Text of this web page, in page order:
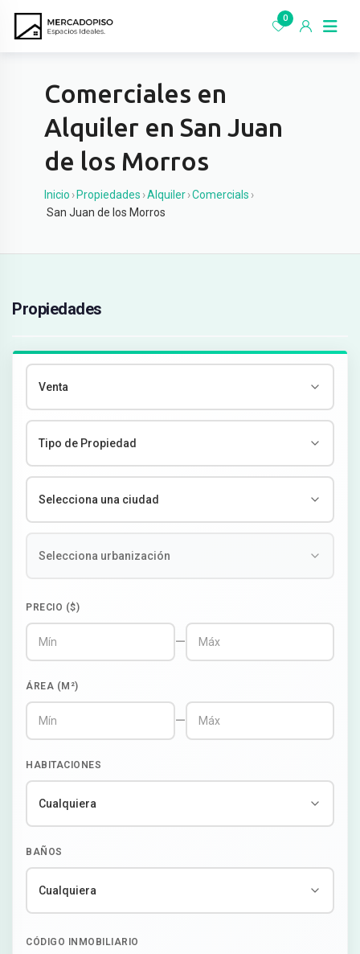
0
Comerciales en
Alquiler en San Juan
de los Morros
Inicio › Propiedades ›Alquiler›Comercials ›
San Juan de los Morros
Propiedades
PRECIO ($)
—
ÁREA (M²)
—
HABITACIONES
BAÑOS
CÓDIGO INMOBILIARIO